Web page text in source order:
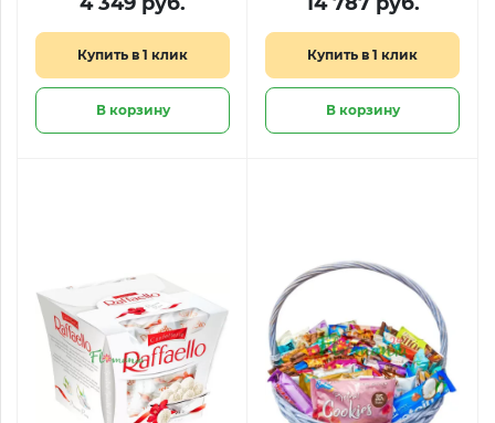
секретом»
Купить в 1 клик
В корзину
Купить в 1 клик
В корзину